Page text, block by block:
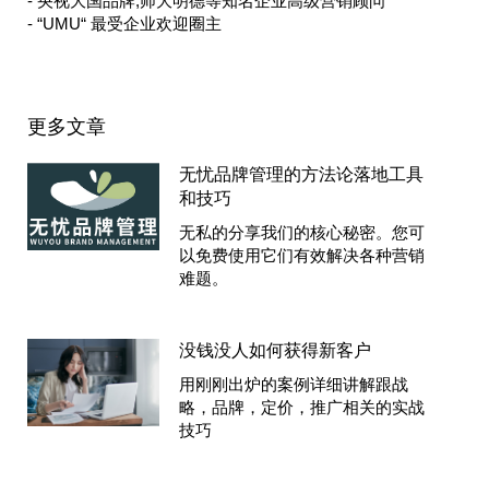
- “UMU“ 最受企业欢迎圈主
更多文章
无忧品牌管理的方法论落地工具
和技巧
无私的分享我们的核心秘密。您可
以免费使用它们有效解决各种营销
难题。
没钱没人如何获得新客户
用刚刚出炉的案例详细讲解跟战
略，品牌，定价，推广相关的实战
技巧